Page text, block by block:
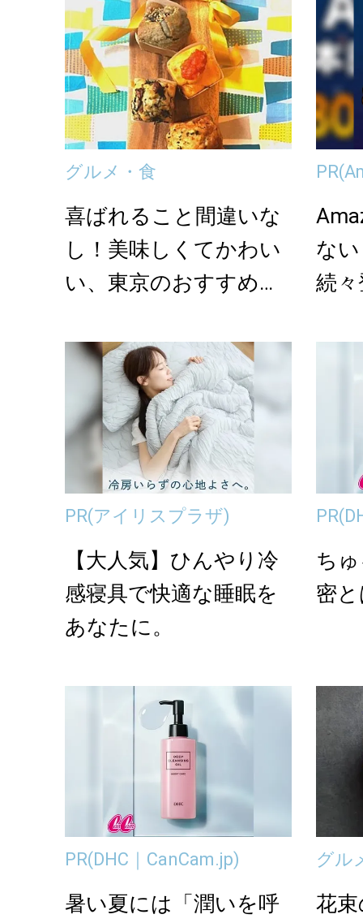
グルメ・食
喜ばれること間違いな
し！美味しくてかわい
い、東京のおすすめ帰
PR
な
続
PR(アイリスプラザ)
【大人気】ひんやり冷
感寝具で快適な睡眠を
あなたに。
PR
ち
密
PR(DHC｜CanCam.jp)
暑い夏には「潤いを呼
グル
花